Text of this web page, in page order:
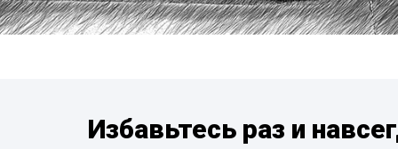
Дезинфекция
Обработка
Дезинфекция
Избавьтесь раз и